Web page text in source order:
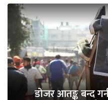
डोजर आतङ्क बन्द